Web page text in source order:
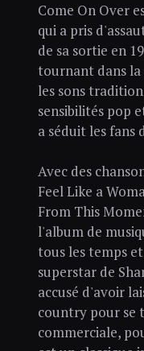
Come On Over
qui a pris
de sa sortie en
tournant dans
les sons
sensibilités pop
a séduit les fans
Avec des
Feel Like a
From This
l'album de
tous les temps
superstar de
accusé d'avoir
country pour se
commerciale,